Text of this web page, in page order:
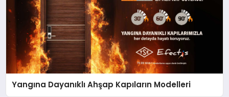
Yangına Dayanıklı Ahşap Kapıların Modelleri